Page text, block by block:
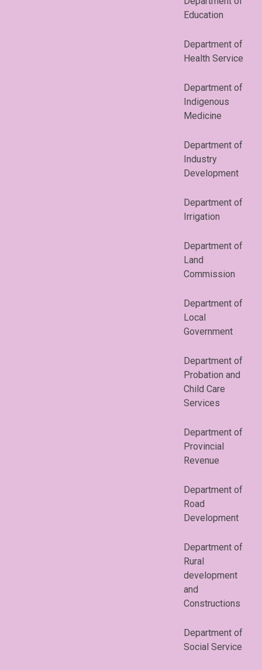
Education
Department of
Health Service
Department of
Indigenous
Medicine
Department of
Industry
Development
Department of
Irrigation
Department of
Land
Commission
Department of
Local
Government
Department of
Probation and
Child Care
Services
Department of
Provincial
Revenue
Department of
Road
Development
Department of
Rural
development
and
Constructions
Department of
Social Service